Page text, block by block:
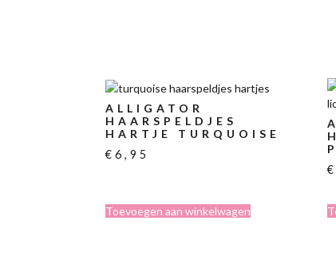
ALLIGATOR
HAARSPELDJES
HARTJE TURQUOISE
€ 6,95
Toevoegen aan winkelwagen
€